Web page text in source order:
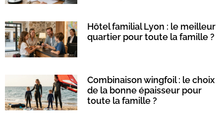
Hôtel familial Lyon : le meilleur
quartier pour toute la famille ?
Combinaison wingfoil : le choix
de la bonne épaisseur pour
toute la famille ?